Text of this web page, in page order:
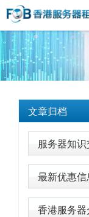
文章归档
服务器知
最新优惠信
香港服务器